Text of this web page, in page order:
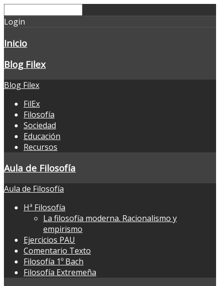
Login
Inicio
Blog Filex
Blog Filex
FilEx
Filosofía
Sociedad
Educación
Recursos
Aula de Filosofía
Aula de Filosofía
Hª Filosofía
La filosofía moderna. Racionalismo y
empirismo
Ejercicios PAU
Comentario Texto
Filosofía 1º Bach
Filosofía Extremeña